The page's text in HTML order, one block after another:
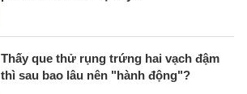
Thấy que thử rụng trứng hai vạch đậm
thì sau bao lâu nên "hành động"?